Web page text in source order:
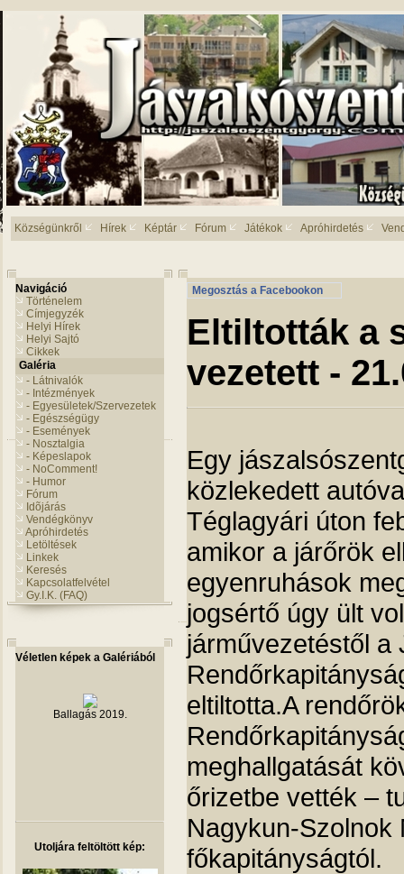
Községünkről Hírek Képtár Fórum Játékok Apróhirdetés
Navigáció
Történelem
Címjegyzék
Helyi Hírek
Helyi Sajtó
Cikkek
Galéria
- Látnivalók
- Intézmények
- Egyesületek/Szervezetek
- Egészségügy
- Események
- Nosztalgia
- Képeslapok
- NoComment!
- Humor
Fórum
Idõjárás
Vendégkönyv
Apróhirdetés
Letöltések
Linkek
Keresés
Kapcsolatfelvétel
Gy.I.K. (FAQ)
Véletlen képek a Galériából
Ballagás 2019.
Utoljára feltöltött kép:
Megosztás a Facebookon
Eltiltották a
vezetett -
Egy
közlekedett
Téglagyári úton
amikor a járőrök
egyenruhások
jogsértő úgy ült
járművezetéstől a
eltiltotta.A
meghallgatását
őrizetbe vették –
Nagykun-Szolnok
főkapitányságtól.